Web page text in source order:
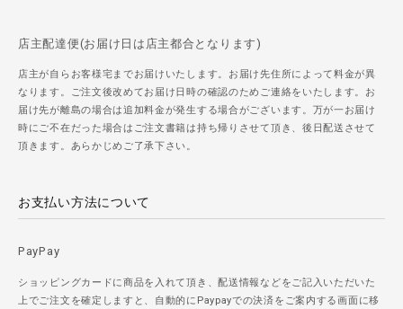
店主配達便(お届け日は店主都合となります)
店主が自らお客様宅までお届けいたします。お届け先住所によって料金が異
なります。ご注文後改めてお届け日時の確認のためご連絡をいたします。お
届け先が離島の場合は追加料金が発生する場合がございます。万が一お届け
時にご不在だった場合はご注文書籍は持ち帰りさせて頂き、後日配送させて
頂きます。あらかじめご了承下さい。
お支払い方法について
PayPay
ショッピングカードに商品を入れて頂き、配送情報などをご記入いただいた
上でご注文を確定しますと、自動的にPaypayでの決済をご案内する画面に移